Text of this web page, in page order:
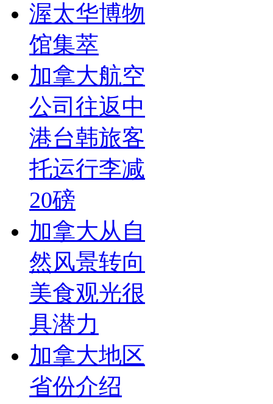
渥太华博物
馆集萃
加拿大航空
公司往返中
港台韩旅客
托运行李减
20磅
加拿大从自
然风景转向
美食观光很
具潜力
加拿大地区
省份介绍